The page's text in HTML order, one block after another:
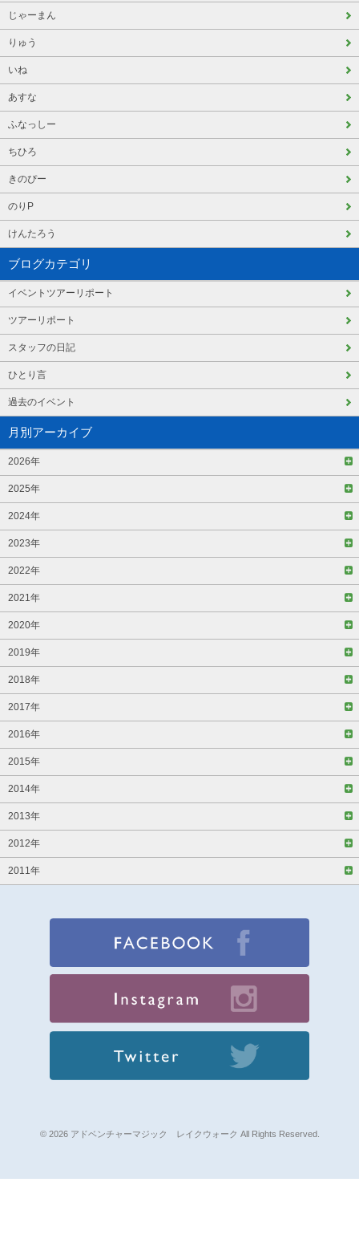
じゃーまん
りゅう
いね
あすな
ふなっしー
ちひろ
きのぴー
のりP
けんたろう
ブログカテゴリ
イベントツアーリポート
ツアーリポート
スタッフの日記
ひとり言
過去のイベント
月別アーカイブ
2026年
2025年
2024年
2023年
2022年
2021年
2020年
2019年
2018年
2017年
2016年
2015年
2014年
2013年
2012年
2011年
© 2026 アドベンチャーマジック レイクウォーク All Rights Reserved.